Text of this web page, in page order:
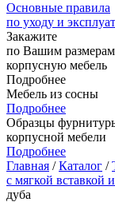
Основные правила
по уходу и
Закажите
по Вашим размерам
корпусную мебель
Подробнее
Мебель из сосны
Подробнее
Образцы
корпусной мебели
Подробнее
Главная /Каталог /
с мягкой вставкой
дуба